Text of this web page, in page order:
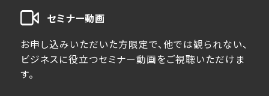
セミナー動画
お申し込みいただいた方限定で、他では観られない、
ビジネスに役立つセミナー動画をご視聴いただけま
す。